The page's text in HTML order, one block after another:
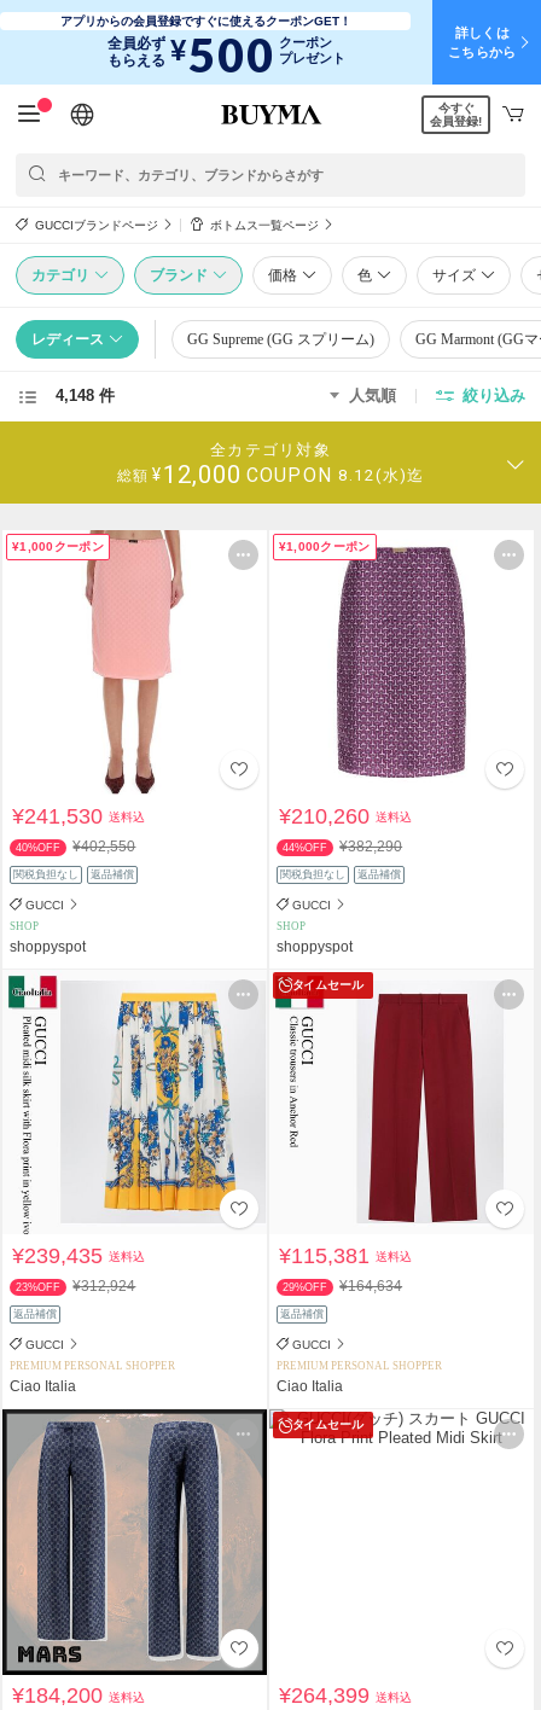
アプリからの会員登録ですぐに使えるクーポンGET！
全員必ず
もらえる ¥500 クーポン
プレゼント
詳しくは
こちらから
日本語
English
简体中文
繁體中文
今すぐ
会員登録!
GUCCIブランドページ ボトムス一覧ページ
カテゴリ ブランド 価格 色 サイズ
レディース GG Supreme (GG スプリーム) GG Marmont (GG
4,148 件 人気順 絞り込み
全カテゴリ対象
総額 ¥12,000 COUPON 8.12(水)迄
¥1,000クーポン
¥241,530送料込
40%OFF ¥402,550
関税負担なし 返品補償
GUCCI
SHOP
shoppyspot
¥1,000クーポン
¥210,260送料込
44%OFF ¥382,290
関税負担なし 返品補償
GUCCI
SHOP
shoppyspot
¥239,435送料込
23%OFF ¥312,924
返品補償
GUCCI
PREMIUM PERSONAL SHOPPER
Ciao Italia
タイムセール
¥115,381送料込
29%OFF ¥164,634
返品補償
GUCCI
PREMIUM PERSONAL SHOPPER
Ciao Italia
¥184,200送料込
タイムセール
¥264,399送料込